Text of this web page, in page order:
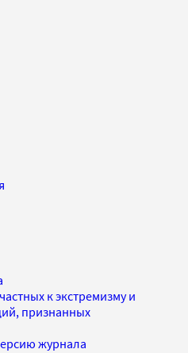
к экстремизму и
признанных
журнала